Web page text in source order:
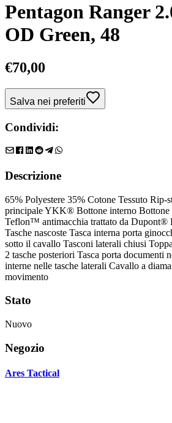
Pentagon Ranger
OD Green, 48
€70,00
Salva nei preferiti
Condividi:
Descrizione
65% Polyestere 35% Cotone Tessuto Rip-
principale YKK® Bottone interno Bottone
Teflon™ antimacchia trattato da Dupont®
Tasche nascoste Tasca interna porta
sotto il cavallo Tasconi laterali chiusi
2 tasche posteriori Tasca porta documenti
interne nelle tasche laterali Cavallo a
movimento
Stato
Nuovo
Negozio
Ares Tactical